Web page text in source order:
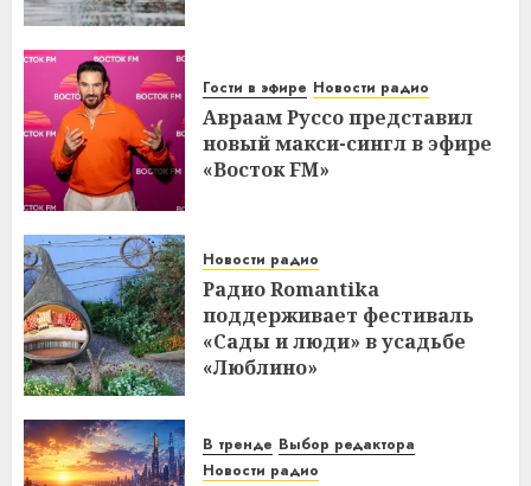
Гости в эфире Новости радио
Авраам Руссо представил
новый макси-сингл в эфире
«Восток FM»
Новости радио
Радио Romantika
поддерживает фестиваль
«Сады и люди» в усадьбе
«Люблино»
В тренде Выбор редактора
Новости радио